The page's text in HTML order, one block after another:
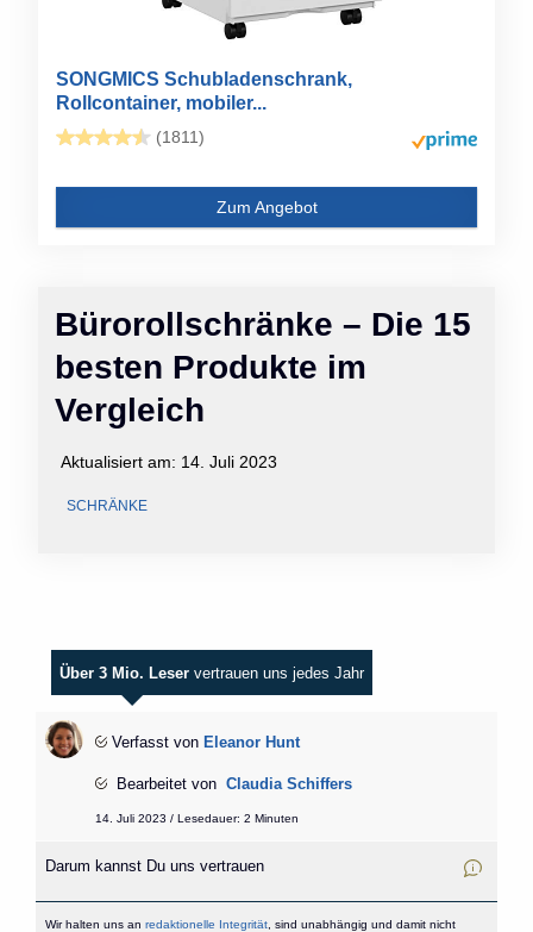
Bürorollschränke – Die 15
besten Produkte im
Vergleich
Aktualisiert am: 14. Juli 2023
SCHRÄNKE
SONGMICS Schubladenschrank,
Rollcontainer, mobiler...
(1811)
Zum Angebot
Über 3 Mio. Leser vertrauen uns jedes Jahr
Verfasst von Eleanor Hunt
Bearbeitet von Claudia Schiffers
14. Juli 2023 / Lesedauer: 2 Minuten
Darum kannst Du uns vertrauen
Wir halten uns an redaktionelle Integrität, sind unabhängig und damit nicht